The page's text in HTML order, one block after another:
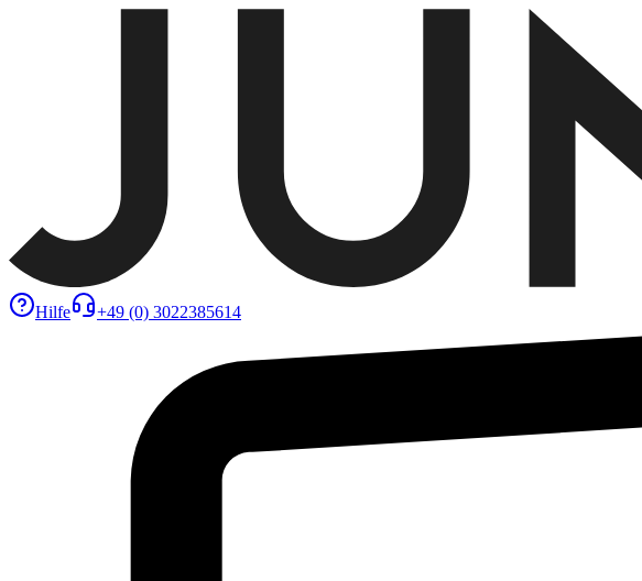
Hilfe +49 (0) 3022385614